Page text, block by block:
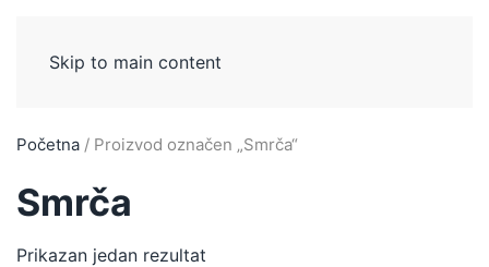
Skip to main content
Početna / Proizvod označen „Smrča“
Smrča
Prikazan jedan rezultat